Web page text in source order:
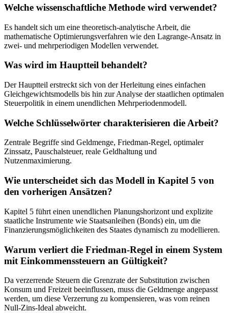
Welche wissenschaftliche Methode wird verwendet?
Es handelt sich um eine theoretisch-analytische Arbeit, die
mathematische Optimierungsverfahren wie den Lagrange-Ansatz in
zwei- und mehrperiodigen Modellen verwendet.
Was wird im Hauptteil behandelt?
Der Hauptteil erstreckt sich von der Herleitung eines einfachen
Gleichgewichtsmodells bis hin zur Analyse der staatlichen optimalen
Steuerpolitik in einem unendlichen Mehrperiodenmodell.
Welche Schlüsselwörter charakterisieren die Arbeit?
Zentrale Begriffe sind Geldmenge, Friedman-Regel, optimaler
Zinssatz, Pauschalsteuer, reale Geldhaltung und
Nutzenmaximierung.
Wie unterscheidet sich das Modell in Kapitel 5 von
den vorherigen Ansätzen?
Kapitel 5 führt einen unendlichen Planungshorizont und explizite
staatliche Instrumente wie Staatsanleihen (Bonds) ein, um die
Finanzierungsmöglichkeiten des Staates dynamisch zu modellieren.
Warum verliert die Friedman-Regel in einem System
mit Einkommenssteuern an Gültigkeit?
Da verzerrende Steuern die Grenzrate der Substitution zwischen
Konsum und Freizeit beeinflussen, muss die Geldmenge angepasst
werden, um diese Verzerrung zu kompensieren, was vom reinen
Null-Zins-Ideal abweicht.